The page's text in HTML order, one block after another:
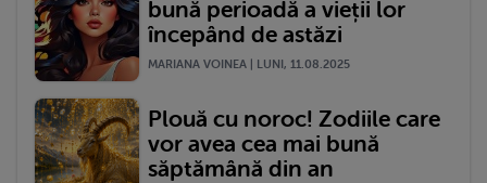
bună perioadă a vieții lor
începând de astăzi
MARIANA VOINEA | LUNI, 11.08.2025
Plouă cu noroc! Zodiile care
vor avea cea mai bună
săptămână din an